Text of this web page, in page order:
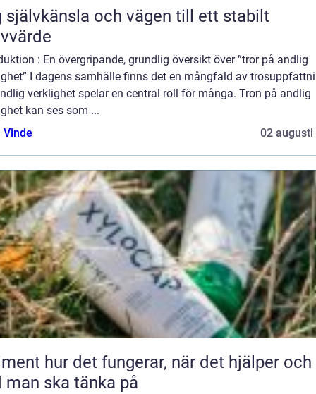
självkänsla och vägen till ett stabilt
: En övergripande, grundlig översikt över ”tror på andlig
I dagens samhälle finns det en mångfald av
verklighet spelar en central roll för många. Tron på andlig
kan ses som ...
Vinde
02 augusti
när det hjälper och
man ska tänka på